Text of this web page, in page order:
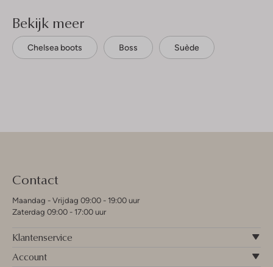
Bekijk meer
Chelsea boots Boss Suède
Contact
Maandag - Vrijdag 09:00 - 19:00 uur
Zaterdag 09:00 - 17:00 uur
Klantenservice
Account